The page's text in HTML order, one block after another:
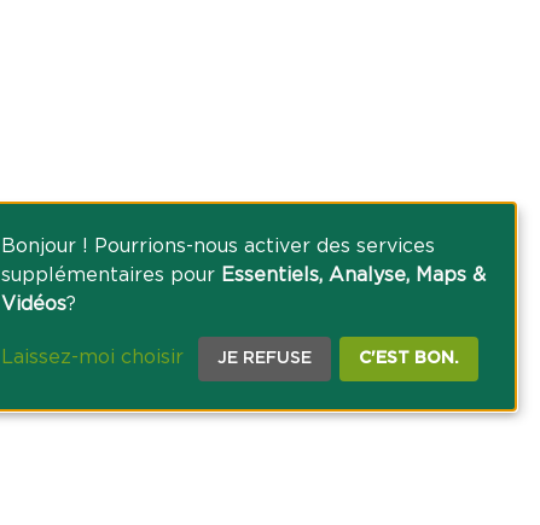
Bonjour ! Pourrions-nous activer des services
supplémentaires pour Essentiels, Analyse, Maps &
Vidéos?
Laissez-moi choisir JE REFUSE C'EST BON.